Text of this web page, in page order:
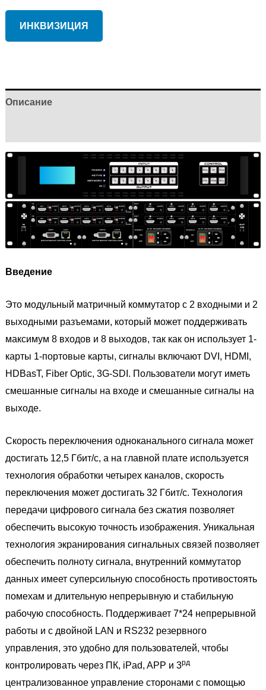
ИНКВИЗИЦИЯ
Описание
Введение
Это модульный матричный коммутатор с 2 входными и 2
выходными разъемами, который может поддерживать
максимум 8 входов и 8 выходов, так как он использует 1-
карты 1-портовые карты, сигналы включают DVI, HDMI,
HDBasT, Fiber Optic, 3G-SDI. Пользователи могут иметь
смешанные сигналы на входе и смешанные сигналы на
выходе.
Скорость переключения одноканального сигнала может
достигать 12,5 Гбит/с, а на главной плате используется
технология обработки четырех каналов, скорость
переключения может достигать 32 Гбит/с. Технология
передачи цифрового сигнала без сжатия позволяет
обеспечить высокую точность изображения. Уникальная
технология экранирования сигнальных связей позволяет
обеспечить полноту сигнала, внутренний коммутатор
данных имеет суперсильную способность противостоять
помехам и длительную непрерывную и стабильную
рабочую способность. Поддерживает 7*24 непрерывной
работы и с двойной LAN и RS232 резервного
управления, это удобно для пользователей, чтобы
контролировать через ПК, iPad, APP и 3рд
централизованное управление сторонами с помощью